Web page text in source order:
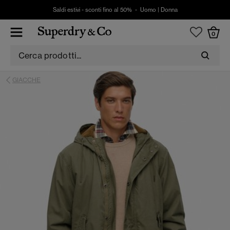
Saldi estivi - sconti fino al 50% - Uomo Donna
0
GIACCHE